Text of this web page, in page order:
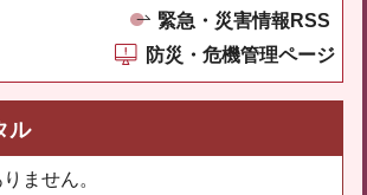
緊急・災害情報RSS
防災・危機管理ページ
ル
ません。